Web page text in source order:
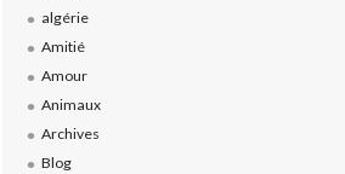
algérie
Amitié
Amour
Animaux
Archives
Blog